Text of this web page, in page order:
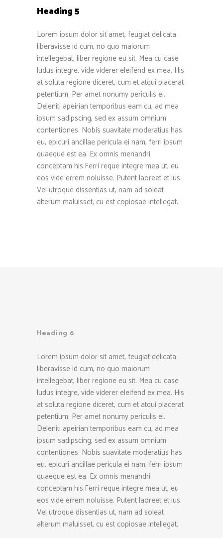
Heading 5
Lorem ipsum dolor sit amet, feugiat delicata
liberavisse id cum, no quo maiorum
intellegebat, liber regione eu sit. Mea cu case
ludus integre, vide viderer eleifend ex mea. His
at soluta regione diceret, cum et atqui placerat
petentium. Per amet nonumy periculis ei.
Deleniti apeirian temporibus eam cu, ad mea
ipsum sadipscing, sed ex assum omnium
contentiones. Nobis suavitate moderatius has
eu, epicuri ancillae pericula ei nam, ferri ipsum
quaeque est ea. Ex omnis menandri
conceptam his.Ferri reque integre mea ut, eu
eos vide errem noluisse. Putent laoreet et ius.
Vel utroque dissentias ut, nam ad soleat
alterum maluisset, cu est copiosae intellegat.
Heading 6
Lorem ipsum dolor sit amet, feugiat delicata
liberavisse id cum, no quo maiorum
intellegebat, liber regione eu sit. Mea cu case
ludus integre, vide viderer eleifend ex mea. His
at soluta regione diceret, cum et atqui placerat
petentium. Per amet nonumy periculis ei.
Deleniti apeirian temporibus eam cu, ad mea
ipsum sadipscing, sed ex assum omnium
contentiones. Nobis suavitate moderatius has
eu, epicuri ancillae pericula ei nam, ferri ipsum
quaeque est ea. Ex omnis menandri
conceptam his.Ferri reque integre mea ut, eu
eos vide errem noluisse. Putent laoreet et ius.
Vel utroque dissentias ut, nam ad soleat
alterum maluisset, cu est copiosae intellegat.